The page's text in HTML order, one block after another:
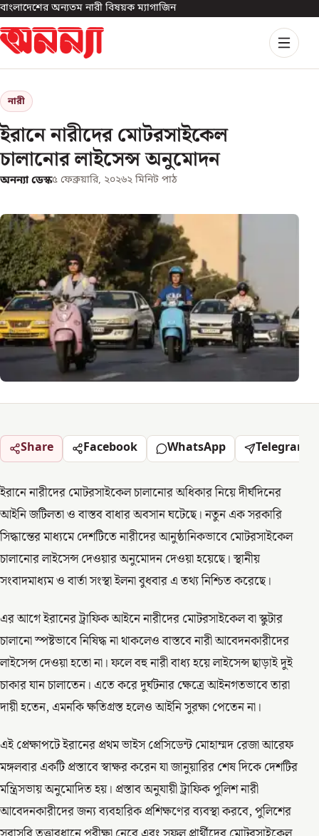
বাংলাদেশের অন্যতম নারী বিষয়ক ম্যাগাজিন
নারী
ইরানে নারীদের মোটরসাইকেল
চালানোর লাইসেন্স অনুমোদন
অনন্যা ডেস্ক৫ ফেব্রুয়ারি, ২০২৬২ মিনিট পাঠ
Share Facebook WhatsApp Telegram
ইরানে নারীদের মোটরসাইকেল চালানোর অধিকার নিয়ে দীর্ঘদিনের
আইনি জটিলতা ও বাস্তব বাধার অবসান ঘটেছে। নতুন এক সরকারি
সিদ্ধান্তের মাধ্যমে দেশটিতে নারীদের আনুষ্ঠানিকভাবে মোটরসাইকেল
চালানোর লাইসেন্স দেওয়ার অনুমোদন দেওয়া হয়েছে। স্থানীয়
সংবাদমাধ্যম ও বার্তা সংস্থা ইলনা বুধবার এ তথ্য নিশ্চিত করেছে।
এর আগে ইরানের ট্রাফিক আইনে নারীদের মোটরসাইকেল বা স্কুটার
চালানো স্পষ্টভাবে নিষিদ্ধ না থাকলেও বাস্তবে নারী আবেদনকারীদের
লাইসেন্স দেওয়া হতো না। ফলে বহু নারী বাধ্য হয়ে লাইসেন্স ছাড়াই দুই
চাকার যান চালাতেন। এতে করে দুর্ঘটনার ক্ষেত্রে আইনগতভাবে তারা
দায়ী হতেন, এমনকি ক্ষতিগ্রস্ত হলেও আইনি সুরক্ষা পেতেন না।
এই প্রেক্ষাপটে ইরানের প্রথম ভাইস প্রেসিডেন্ট মোহাম্মদ রেজা আরেফ
মঙ্গলবার একটি প্রস্তাবে স্বাক্ষর করেন যা জানুয়ারির শেষ দিকে দেশটির
মন্ত্রিসভায় অনুমোদিত হয়। প্রস্তাব অনুযায়ী ট্রাফিক পুলিশ নারী
আবেদনকারীদের জন্য ব্যবহারিক প্রশিক্ষণের ব্যবস্থা করবে, পুলিশের